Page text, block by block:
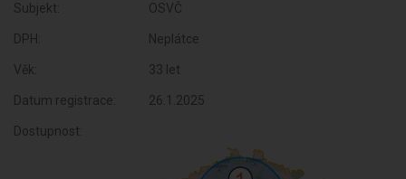
Subjekt: OSVČ
DPH: Neplátce
Věk: 33 let
Datum registrace: 26.1.2025
Dostupnost: